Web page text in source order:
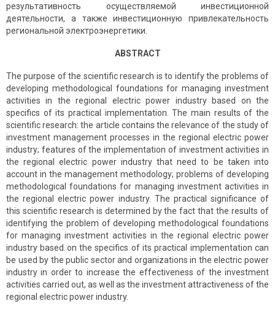
результативность осуществляемой инвестиционной
деятельности, а также инвестиционную привлекательность
региональной электроэнергетики.
ABSTRACT
The purpose of the scientific research is to identify the problems of
developing methodological foundations for managing investment
activities in the regional electric power industry based on the
specifics of its practical implementation. The main results of the
scientific research: the article contains the relevance of the study of
investment management processes in the regional electric power
industry; features of the implementation of investment activities in
the regional electric power industry that need to be taken into
account in the management methodology; problems of developing
methodological foundations for managing investment activities in
the regional electric power industry. The practical significance of
this scientific research is determined by the fact that the results of
identifying the problem of developing methodological foundations
for managing investment activities in the regional electric power
industry based on the specifics of its practical implementation can
be used by the public sector and organizations in the electric power
industry in order to increase the effectiveness of the investment
activities carried out, as well as the investment attractiveness of the
regional electric power industry.